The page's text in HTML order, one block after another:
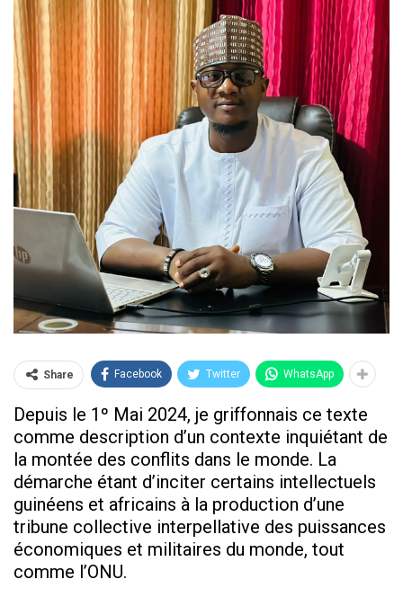
Share Facebook Twitter WhatsApp
Depuis le 1º Mai 2024, je griffonnais ce texte
comme description d’un contexte inquiétant de
la montée des conflits dans le monde. La
démarche étant d’inciter certains intellectuels
guinéens et africains à la production d’une
tribune collective interpellative des puissances
économiques et militaires du monde, tout
comme l’ONU.